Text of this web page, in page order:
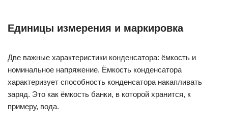
Единицы измерения и маркировка
Две важные характеристики конденсатора: ёмкость и
номинальное напряжение. Ёмкость конденсатора
характеризует способность конденсатора накапливать
заряд. Это как ёмкость банки, в которой хранится, к
примеру, вода.